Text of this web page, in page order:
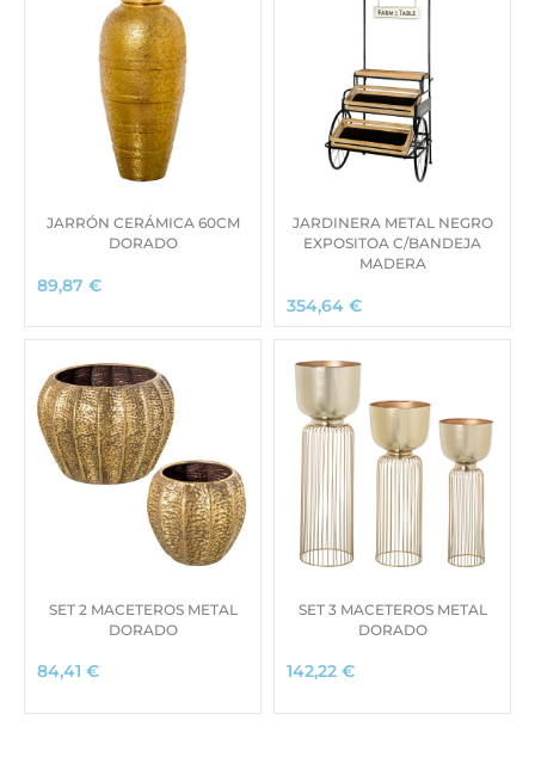
JARRÓN CERÁMICA 60CM
DORADO
89,87 €
JARDINERA METAL NEGRO
EXPOSITOA C/BANDEJA
MADERA
354,64 €
SET 2 MACETEROS METAL
DORADO
84,41 €
SET 3 MACETEROS METAL
DORADO
142,22 €